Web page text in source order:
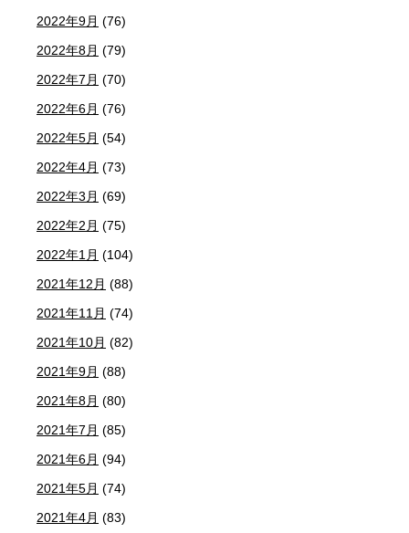
2022年9月 (76)
2022年8月 (79)
2022年7月 (70)
2022年6月 (76)
2022年5月 (54)
2022年4月 (73)
2022年3月 (69)
2022年2月 (75)
2022年1月 (104)
2021年12月 (88)
2021年11月 (74)
2021年10月 (82)
2021年9月 (88)
2021年8月 (80)
2021年7月 (85)
2021年6月 (94)
2021年5月 (74)
2021年4月 (83)